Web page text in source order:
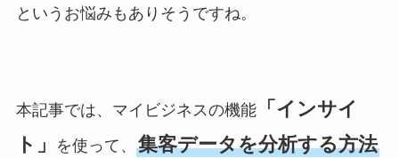
というお悩みもありそうですね。
本記事では、マイビジネスの機能「インサイ
ト」
を使って、 集客データを分析する方法